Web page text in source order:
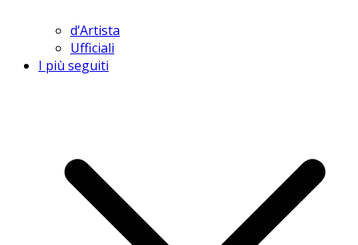
d’Artista
Ufficiali
I più seguiti